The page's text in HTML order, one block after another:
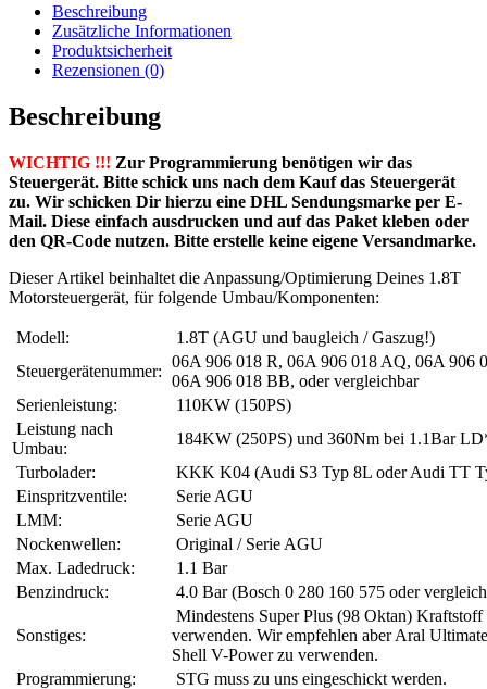
Beschreibung
Zusätzliche Informationen
Produktsicherheit
Rezensionen (0)
Beschreibung
WICHTIG !!! Zur Programmierung benötigen wir das
Steuergerät. Bitte schick uns nach dem Kauf das Steuergerät
zu. Wir schicken Dir hierzu eine DHL Sendungsmarke per E-
Mail. Diese einfach ausdrucken und auf das Paket kleben oder
den QR-Code nutzen. Bitte erstelle keine eigene Versandmarke.
Dieser Artikel beinhaltet die Anpassung/Optimierung Deines 1.8T
Motorsteuergerät, für folgende Umbau/Komponenten:
Modell:
1.8T (AGU und baugleich / Gaszug!)
Steuergerätenummer:
06A 906 018 R, 06A 906 018 AQ, 06A 906
06A 906 018 BB, oder vergleichbar
Serienleistung:
110KW (150PS)
Leistung nach
Umbau:
184KW (250PS) und 360Nm bei 1.1Bar
Turbolader:
KKK K04 (Audi S3 Typ 8L oder Audi TT
Einspritzventile:
Serie AGU
LMM:
Serie AGU
Nockenwellen:
Original / Serie AGU
Max. Ladedruck:
1.1 Bar
Benzindruck:
4.0 Bar (Bosch 0 280 160 575 oder
Sonstiges:
Mindestens Super Plus (98 Oktan) Kraftstoff
verwenden. Wir empfehlen aber Aral
Shell V-Power zu verwenden.
Programmierung:
STG muss zu uns eingeschickt werden.